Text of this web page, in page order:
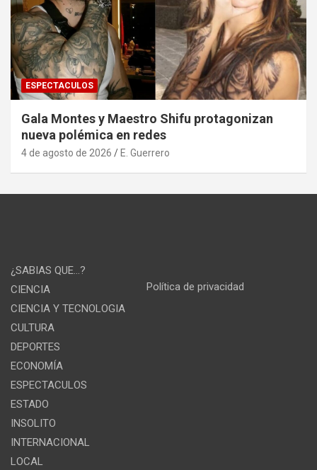
ESPECTACULOS
Gala Montes y Maestro Shifu protagonizan
nueva polémica en redes
4 de agosto de 2026 E. Guerrero
¿SABIAS QUE…?
CIENCIA
CIENCIA Y TECNOLOGIA
CULTURA
DEPORTES
ECONOMÍA
ESPECTACULOS
ESTADO
INSOLITO
INTERNACIONAL
LOCAL
Política de privacidad